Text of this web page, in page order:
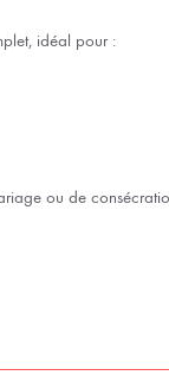
idéal pour :
ou de